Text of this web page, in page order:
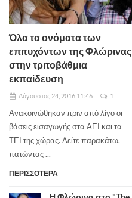
Όλα τα ονόματα των
επιτυχόντων της Φλώρινας
στην τριτοβάθμια
εκπαίδευση
Αύγουστος 24, 2016 11:46 1
Ανακοινώθηκαν πριν από λίγο οι
βάσεις εισαγωγής στα ΑΕΙ και τα
ΤΕΙ της χώρας. Δείτε παρακάτω,
πατώντας ...
ΠΕΡΙΣΣΟΤΕΡΑ